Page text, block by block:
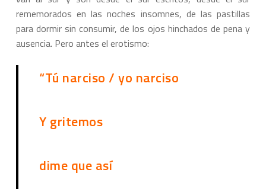
rememorados en las noches insomnes, de las pastillas
para dormir sin consumir, de los ojos hinchados de pena y
ausencia. Pero antes el erotismo:
“Tú narciso / yo narciso
Y gritemos
dime que así